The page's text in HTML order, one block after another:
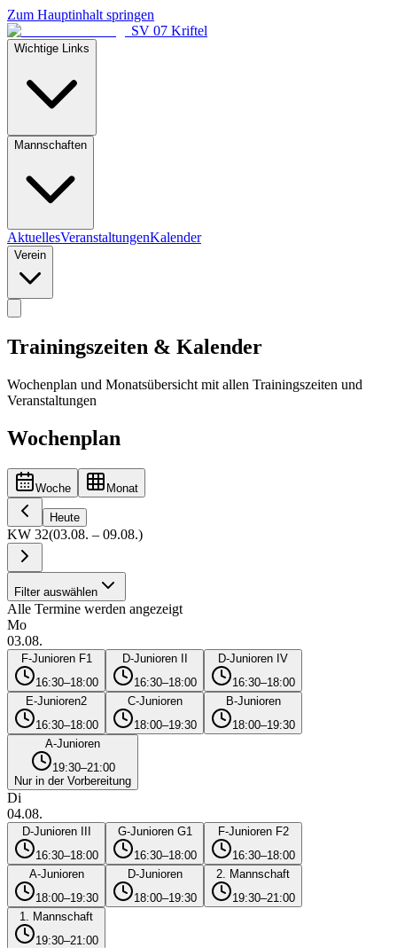
Zum Hauptinhalt springen
SV 07 Kriftel
Wichtige Links
Mannschaften
AktuellesVeranstaltungenKalender
Verein
Trainingszeiten & Kalender
Wochenplan und Monatsübersicht mit allen Trainingszeiten und
Veranstaltungen
Wochenplan
Woche Monat
Heute
KW 32(03.08. – 09.08.)
Filter auswählen
Alle Termine werden angezeigt
Mo
03.08.
F-Junioren F1
16:30–18:00
D-Junioren II
16:30–18:00
D-Junioren IV
16:30–18:00
E-Junioren2
16:30–18:00
C-Junioren
18:00–19:30
B-Junioren
18:00–19:30
A-Junioren
19:30–21:00
Nur in der Vorbereitung
Di
04.08.
D-Junioren III
16:30–18:00
G-Junioren G1
16:30–18:00
F-Junioren F2
16:30–18:00
A-Junioren
18:00–19:30
D-Junioren
18:00–19:30
2. Mannschaft
19:30–21:00
1. Mannschaft
19:30–21:00